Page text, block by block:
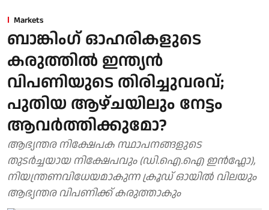
Markets
ബാങ്കിംഗ് ഓഹരികളുടെ
കരുത്തിൽ ഇന്ത്യൻ
വിപണിയുടെ തിരിച്ചുവരവ്;
പുതിയ ആഴ്ചയിലും നേട്ടം
ആവർത്തിക്കുമോ?
ആഭ്യന്തര നിക്ഷേപക സ്ഥാപനങ്ങളുടെ
തുടർച്ചയായ നിക്ഷേപവും (ഡി.ഐ.ഐ ഇൻഫ്ലോ),
നിയന്ത്രണവിധേയമാകുന്ന ക്രൂഡ് ഓയിൽ വിലയും
ആഭ്യന്തര വിപണിക്ക് കരുത്താകും